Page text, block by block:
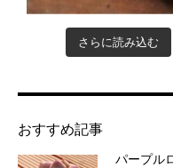
さらに読み込む
おすすめ記事
パープル